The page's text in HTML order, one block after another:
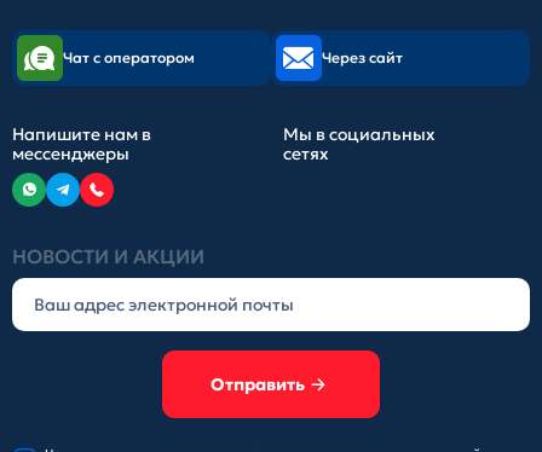
НОВОСТИ И АКЦИИ
Отправить
Чат с оператором Через сайт
Напишите нам в
мессенджеры
Мы в социальных
сетях